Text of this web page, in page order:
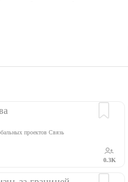
проектов Связь
0.3K